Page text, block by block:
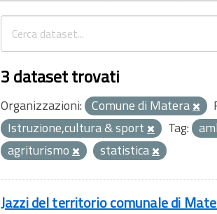
3 dataset trovati
Organizzazioni: Comune di Matera
Istruzione,cultura & sport
Tag:
agriturismo
statistica
Jazzi del territorio comunale di